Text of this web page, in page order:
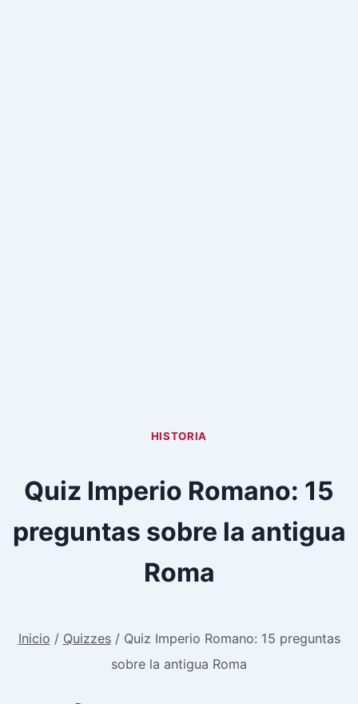
HISTORIA
Quiz Imperio Romano: 15
preguntas sobre la antigua
Roma
Inicio / Quizzes / Quiz Imperio Romano: 15 preguntas
sobre la antigua Roma